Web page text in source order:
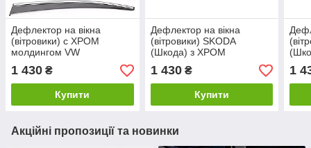
Дефлектор на вікна
(вітровики) с ХРОМ
молдингом VW
(Фольсваген) Passat 8 (B8
седан) 2014-2022 Sunplex
(компл. 4 шт.)
1 430 ₴
Купити
Дефлектор на вікна
(вітровики) SKODA
(Шкода) з ХРОМ
молдінгом SuperB седан
(B8) 2015-2023 Sunplex
(компл. 4 шт.)
1 430₴
Купити
(B8)
1
Акційні пропозиції та новинки